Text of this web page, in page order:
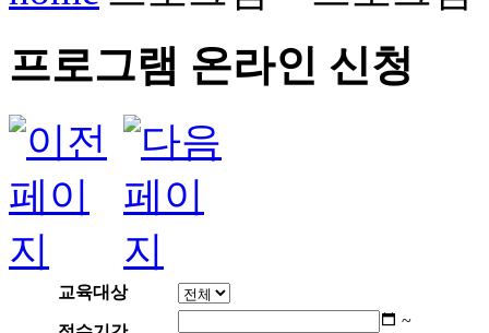
프로그램 온라인 신청
교육대상
~